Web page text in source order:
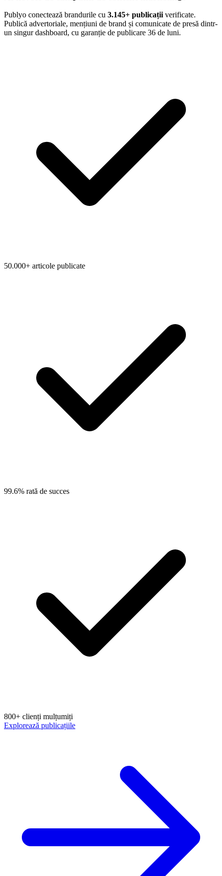
Publyo conectează brandurile cu 3.145+ publicații verificate.
Publică advertoriale, mențiuni de brand și comunicate de presă dintr-
un singur dashboard, cu garanție de publicare 36 de luni.
50.000+ articole publicate
99.6% rată de succes
800+ clienți mulțumiți
Explorează publicațiile